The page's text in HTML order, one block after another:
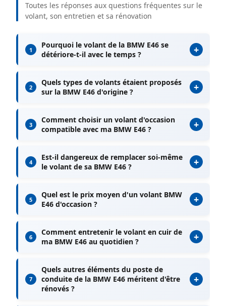
Toutes les réponses aux questions fréquentes sur le
volant, son entretien et sa rénovation
1
Pourquoi le volant de la BMW E46 se
détériore-t-il avec le temps ?
+
2
Quels types de volants étaient proposés
sur la BMW E46 d'origine ?
+
3
Comment choisir un volant d'occasion
compatible avec ma BMW E46 ?
+
4
Est-il dangereux de remplacer soi-même
le volant de sa BMW E46 ?
+
5
Quel est le prix moyen d'un volant BMW
E46 d'occasion ?
+
6
Comment entretenir le volant en cuir de
ma BMW E46 au quotidien ?
+
7
Quels autres éléments du poste de
conduite de la BMW E46 méritent d'être
rénovés ?
+